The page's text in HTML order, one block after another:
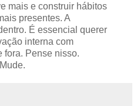
mais e construir hábitos
presentes. A
É essencial querer
interna com
fora. Pense nisso.